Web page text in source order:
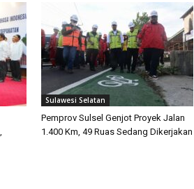
Sulawesi Selatan
Pemprov Sulsel Genjot Proyek Jalan
1.400 Km, 49 Ruas Sedang Dikerjakan